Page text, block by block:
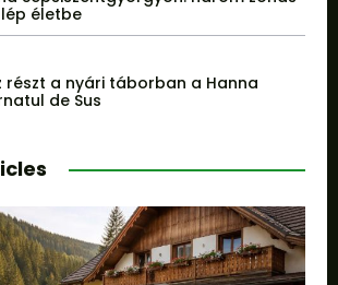
életbe
részt a nyári táborban a Hanna
de Sus